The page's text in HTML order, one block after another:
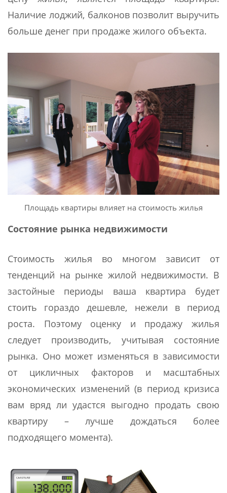
Наличие лоджий, балконов позволит выручить
больше денег при продаже жилого объекта.
Площадь квартиры влияет на стоимость жилья
Состояние рынка недвижимости
Стоимость жилья во многом зависит от
тенденций на рынке жилой недвижимости. В
застойные периоды ваша квартира будет
стоить гораздо дешевле, нежели в период
роста. Поэтому оценку и продажу жилья
следует производить, учитывая состояние
рынка. Оно может изменяться в зависимости
от цикличных факторов и масштабных
экономических изменений (в период кризиса
вам вряд ли удастся выгодно продать свою
квартиру – лучше дождаться более
подходящего момента).